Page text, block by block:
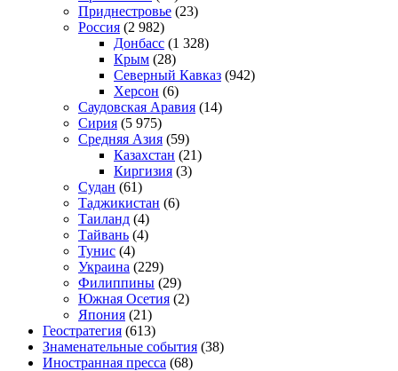
Приднестровье (23)
Россия (2 982)
Донбасс (1 328)
Крым (28)
Северный Кавказ (942)
Херсон (6)
Саудовская Аравия (14)
Сирия (5 975)
Средняя Азия (59)
Казахстан (21)
Киргизия (3)
Судан (61)
Таджикистан (6)
Таиланд (4)
Тайвань (4)
Тунис (4)
Украина (229)
Филиппины (29)
Южная Осетия (2)
Япония (21)
Геостратегия (613)
Знаменательные события (38)
Иностранная пресса (68)